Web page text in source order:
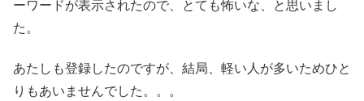
ーワードが表示されたので、とても怖いな、と思いまし
た。
あたしも登録したのですが、結局、軽い人が多いためひと
りもあいませんでした。。。